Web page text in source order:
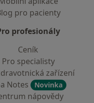
pro pacienty
profesionály
Ceník
Pro specialisty
zařízení
Notes
Novinka
nápovědy